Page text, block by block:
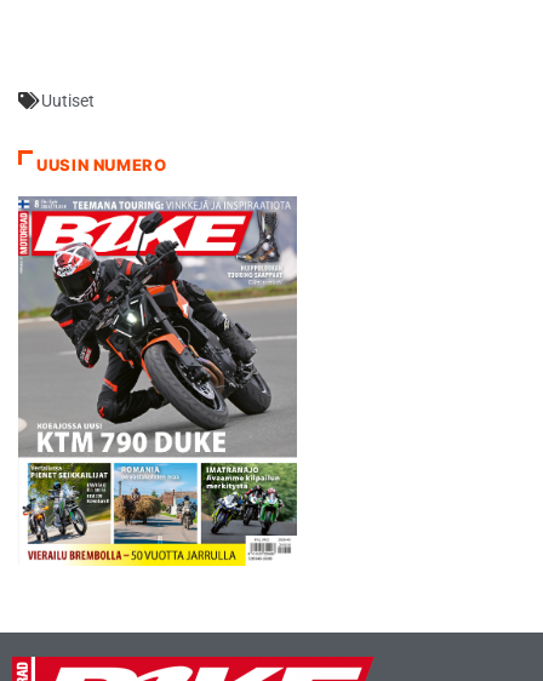
kilpailua, mutta
tiesin minulla olevan
riittävästi perusvauhtia. Mitä
tahansa voi aina tapahtua ja
nytkin ajettiin…
Uutiset
UUSIN NUMERO